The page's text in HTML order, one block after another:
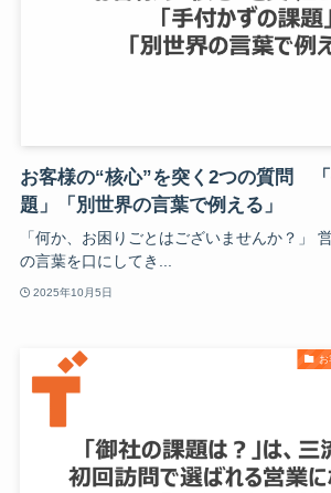
お客様の“核心”を突く2つの質問
題」「別世界の言葉で例える」
「何か、お困りごとはございませんか？」
の言葉を口にしてき...
2025年10月5日
お